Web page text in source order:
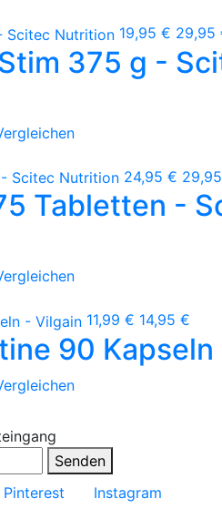
19,95 € 29,95
375 g -
24,95 €
Tabletten -
11,99 € 14,95 €
90
Senden
Pinterest Instagram